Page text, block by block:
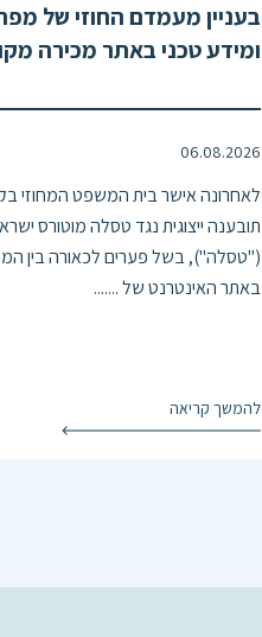
בעניין מעמדם החוזי של
ומידע טכני באתר מכירה
06.08.2026
לאחרונה אישר בית המשפט המחוזי
תובענה ייצוגית נגד טסלה מוטורס
("טסלה"), בשל פערים לכאורה בין
באתר האינטרנט של .......
להמשך קריאה